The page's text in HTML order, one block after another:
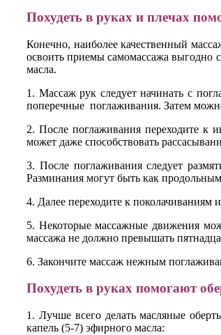
Похудеть в руках и плечах
Конечно, наиболее качественный
освоить приемы самомассажа выгодно
масла.
1. Массаж рук следует начинать с
поперечные поглаживания. Затем
2. После поглаживания переходите к
может даже способствовать
3. После поглаживания следует
Разминания могут быть как
4. Далее переходите к
5. Некоторые массажные движения
массажа не должно превышать
6. Закончите массаж нежным
Похудеть в руках помогают
1. Лучше всего делать масляные
капель (5-7) эфирного масла: